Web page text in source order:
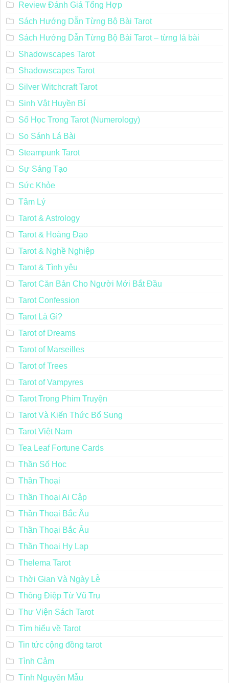
Review Đánh Giá Tổng Hợp
Sách Hướng Dẫn Từng Bộ Bài Tarot
Sách Hướng Dẫn Từng Bộ Bài Tarot – từng lá bài
Shadowscapes Tarot
Shadowscapes Tarot
Silver Witchcraft Tarot
Sinh Vật Huyền Bí
Số Học Trong Tarot (Numerology)
So Sánh Lá Bài
Steampunk Tarot
Sự Sáng Tạo
Sức Khỏe
Tâm Lý
Tarot & Astrology
Tarot & Hoàng Đạo
Tarot & Nghề Nghiệp
Tarot & Tình yêu
Tarot Căn Bản Cho Người Mới Bắt Đầu
Tarot Confession
Tarot Là Gì?
Tarot of Dreams
Tarot of Marseilles
Tarot of Trees
Tarot of Vampyres
Tarot Trong Phim Truyện
Tarot Và Kiến Thức Bổ Sung
Tarot Việt Nam
Tea Leaf Fortune Cards
Thần Số Học
Thần Thoại
Thần Thoại Ai Cập
Thần Thoại Bắc Âu
Thần Thoại Bắc Âu
Thần Thoại Hy Lạp
Thelema Tarot
Thời Gian Và Ngày Lễ
Thông Điệp Từ Vũ Trụ
Thư Viện Sách Tarot
Tìm hiểu về Tarot
Tin tức cộng đồng tarot
Tình Cảm
Tính Nguyên Mẫu